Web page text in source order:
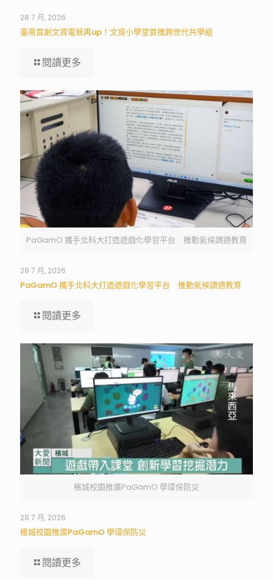
28 7 月, 2026
臺南首創文資電競再up！文資小學堂首推跨世代共學組
閱讀更多
PaGamO 攜手北科大打造遊戲化學習平台 推動氣候調適教育
28 7 月, 2026
PaGamO 攜手北科大打造遊戲化學習平台 推動氣候調適教育
閱讀更多
檳城校園推廣PaGamO 學環保防災
28 7 月, 2026
檳城校園推廣PaGamO 學環保防災
閱讀更多